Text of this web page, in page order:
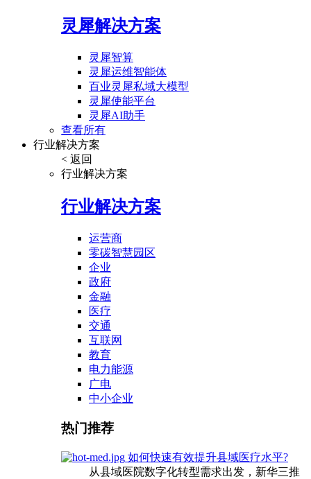
灵犀解决方案
灵犀智算
灵犀运维智能体
百业灵犀私域大模型
灵犀使能平台
灵犀AI助手
查看所有
行业解决方案
< 返回
行业解决方案
行业解决方案
运营商
零碳智慧园区
企业
政府
金融
医疗
交通
互联网
教育
电力能源
广电
中小企业
热门推荐
如何快速有效提升县域医疗水平?
从县域医院数字化转型需求出发，新华三推